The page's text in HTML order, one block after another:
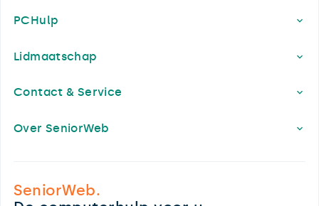
PCHulp
Lidmaatschap
Contact & Service
Over SeniorWeb
SeniorWeb.